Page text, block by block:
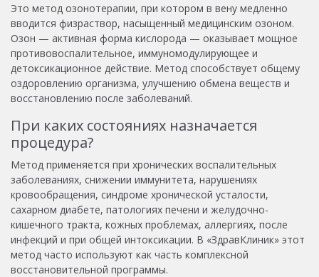
Это метод озонотерапии, при котором в вену медленно
вводится физраствор, насыщенный медицинским озоном.
Озон — активная форма кислорода — оказывает мощное
противовоспалительное, иммуномодулирующее и
детоксикационное действие. Метод способствует общему
оздоровлению организма, улучшению обмена веществ и
восстановлению после заболеваний.
При каких состояниях назначается
процедура?
Метод применяется при хронических воспалительных
заболеваниях, снижении иммунитета, нарушениях
кровообращения, синдроме хронической усталости,
сахарном диабете, патологиях печени и желудочно-
кишечного тракта, кожных проблемах, аллергиях, после
инфекций и при общей интоксикации. В «ЗдравКлиник» этот
метод часто используют как часть комплексной
восстановительной программы.